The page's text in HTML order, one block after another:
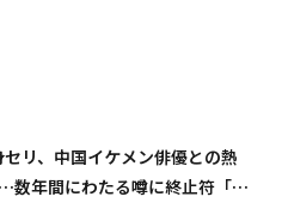
リ、中国イケメン俳優との熱
数年間にわたる噂に終止符「邪